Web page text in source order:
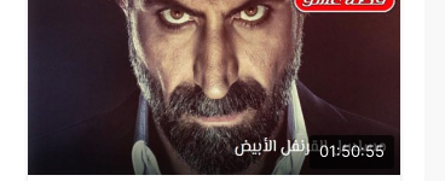
01:50:55